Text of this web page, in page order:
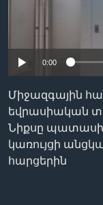
0:00
Միջազգային
եվրասիական
Նիքսը
կառույցի
հարցերին